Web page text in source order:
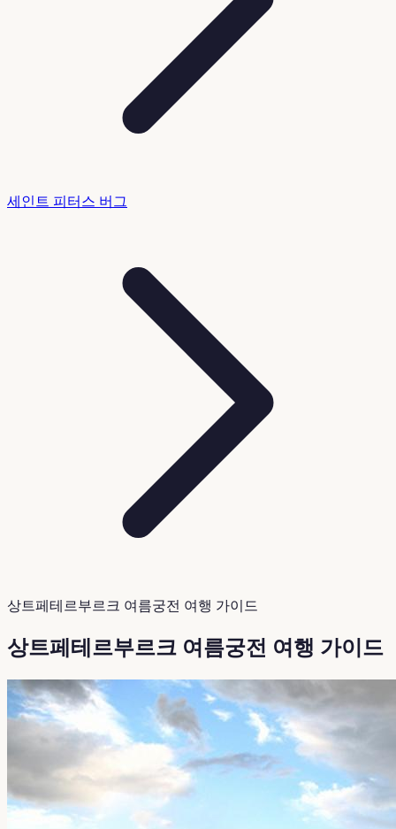
세인트 피터스 버그
상트페테르부르크 여름궁전 여행 가이드
상트페테르부르크 여름궁전 여행 가이드